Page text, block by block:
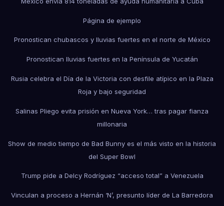
Página de ejemplo
Pronostican chubascos y lluvias fuertes en el norte de México
Pronostican lluvias fuertes en la Península de Yucatán
Rusia celebra el Día de la Victoria con desfile atípico en la Plaza
Roja y bajo seguridad
Salinas Pliego evita prisión en Nueva York… tras pagar fianza
millonaria
Show de medio tiempo de Bad Bunny es el más visto en la historia
del Super Bowl
Trump pide a Delcy Rodríguez “acceso total” a Venezuela
Vinculan a proceso a Hernán ‘N’, presunto líder de La Barredora